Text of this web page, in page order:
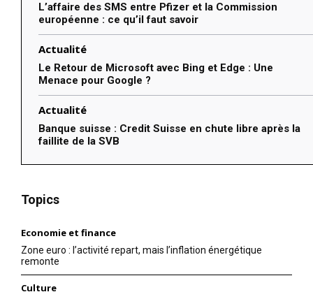
L’affaire des SMS entre Pfizer et la Commission
européenne : ce qu’il faut savoir
Actualité
Le Retour de Microsoft avec Bing et Edge : Une
Menace pour Google ?
Actualité
Banque suisse : Credit Suisse en chute libre après la
faillite de la SVB
Topics
Economie et finance
Zone euro : l’activité repart, mais l’inflation énergétique
remonte
Culture